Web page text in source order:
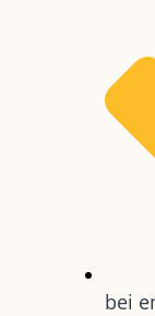
bei